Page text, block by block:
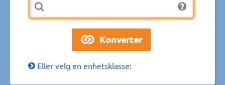
Eller velg en enhetsklasse: